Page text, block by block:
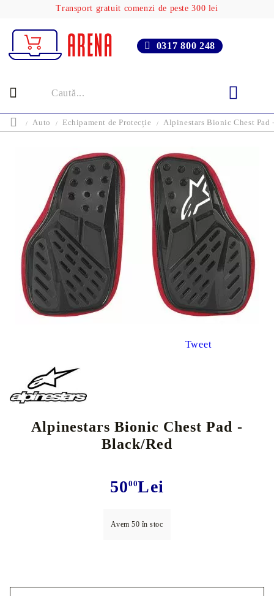
Transport gratuit comenzi de peste 300 lei
0317 800 248
Auto Echipament de Protecție Alpinestars Bionic Chest Pad
Tweet
Alpinestars Bionic Chest Pad -
Black/Red
5000Lei
Avem50 în stoc